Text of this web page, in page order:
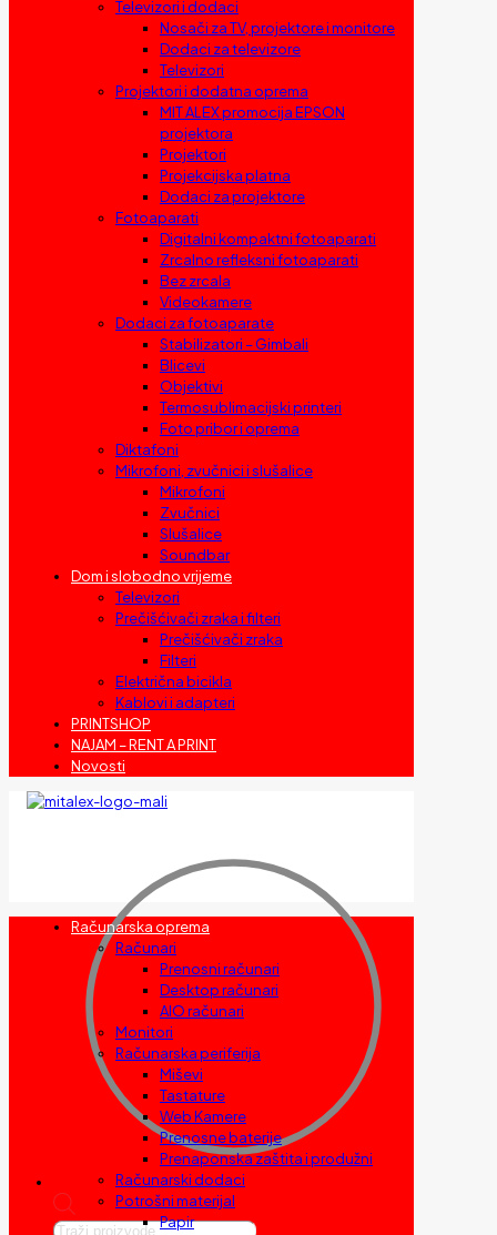
Televizori i dodaci
Nosači za TV, projektore i monitore
Dodaci za televizore
Televizori
Projektori i dodatna oprema
MIT ALEX promocija EPSON
projektora
Projektori
Projekcijska platna
Dodaci za projektore
Fotoaparati
Digitalni kompaktni fotoaparati
Zrcalno refleksni fotoaparati
Bez zrcala
Videokamere
Dodaci za fotoaparate
Stabilizatori – Gimbali
Blicevi
Objektivi
Termosublimacijski printeri
Foto pribor i oprema
Diktafoni
Mikrofoni, zvučnici i slušalice
Mikrofoni
Zvučnici
Slušalice
Soundbar
Dom i slobodno vrijeme
Televizori
Prečišćivači zraka i filteri
Prečišćivači zraka
Filteri
Električna bicikla
Kablovi i adapteri
PRINTSHOP
NAJAM – RENT A PRINT
Novosti
Products
Računarska oprema
Računari
Prenosni računari
Desktop računari
AIO računari
Monitori
Računarska periferija
Miševi
Tastature
Web Kamere
Prenosne baterije
Prenaponska zaštita i produžni
Računarski dodaci
Potrošni materijal
Papir